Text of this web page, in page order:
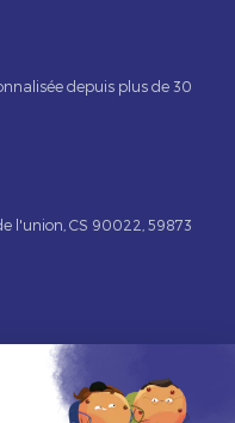
depuis plus de 30
l'union, CS 90022, 59873